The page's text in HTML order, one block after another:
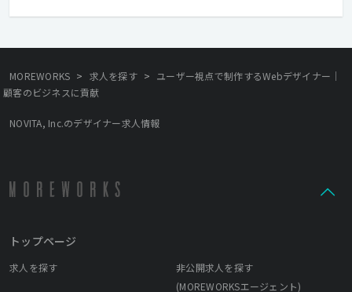
学歴不問
経験者優遇
MOREWORKS > 求人を探す > ユーザー視点で制作するWebデザイナー｜
顧客のビジネスに貢献
NOVITA, Inc.のデザイナー求人情報
トップページ
求人を探す
非公開求人を探す
(MOREWORKSエージェント)